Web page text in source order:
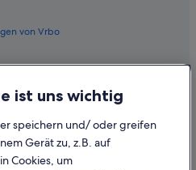
Wien (VIE)
Wien (VIE)
Wien (VIE)
(VIE)
Wien (VIE)
(VIE)
von Vrbo
ist uns wichtig
speichern und/ oder greifen
Gerät zu, z.B. auf
Cookies, um